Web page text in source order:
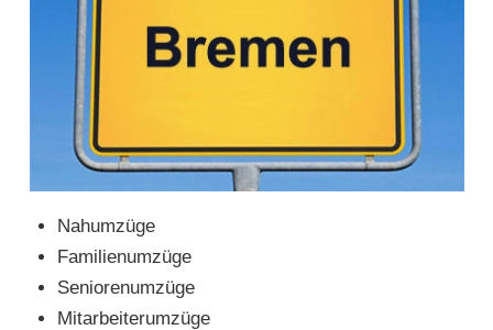
Nahumzüge
Familienumzüge
Seniorenumzüge
Mitarbeiterumzüge